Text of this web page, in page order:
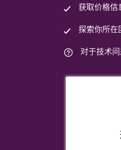
获取价格信
探索你所在
对于技术